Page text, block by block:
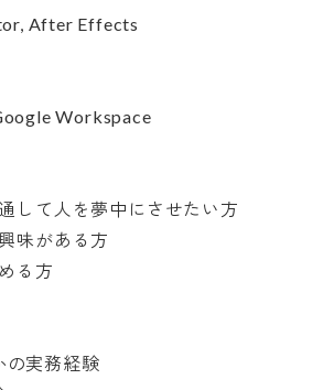
After Effects
Workspace
して人を夢中にさせたい方
味がある方
る方
の実務経験